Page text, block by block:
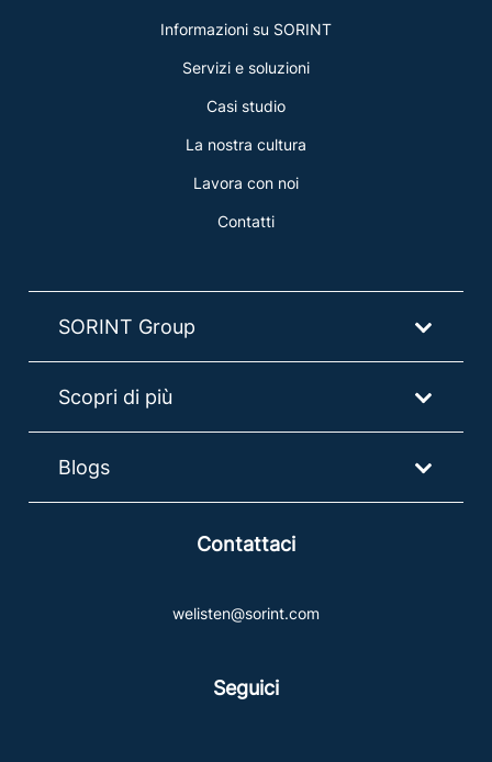
Informazioni su SORINT
Servizi e soluzioni
Casi studio
La nostra cultura
Lavora con noi
Contatti
SORINT Group
Scopri di più
Blogs
Contattaci
welisten@sorint.com
Seguici